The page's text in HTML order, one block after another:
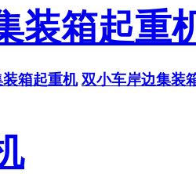
装箱起重
箱起重机 双小车岸边集装